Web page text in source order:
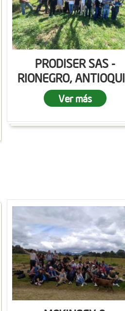
PRODISER SAS -
RIONEGRO,
Ver más